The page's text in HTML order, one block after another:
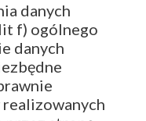
danych
f) ogólnego
danych